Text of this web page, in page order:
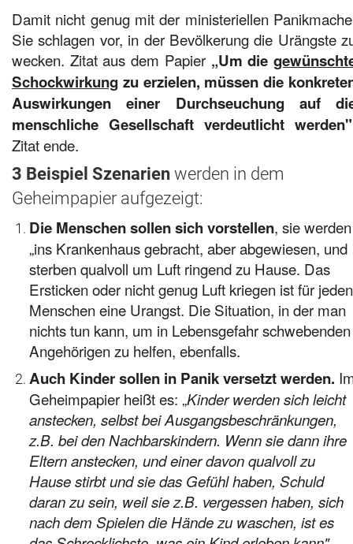
Damit nicht genug mit der ministeriellen
Sie schlagen vor, in der Bevölkerung die Urängste
wecken. Zitat aus dem Papier „Um die
Schockwirkung zu erzielen, müssen die
Auswirkungen einer Durchseuchung auf
menschliche Gesellschaft verdeutlicht
Zitat ende.
3 Beispiel Szenarienwerden in dem
Geheimpapier aufgezeigt:
Die Menschen sollen sich vorstellen, sie werden
„ins Krankenhaus gebracht, aber abgewiesen, und
sterben qualvoll um Luft ringend zu Hause. Das
Ersticken oder nicht genug Luft kriegen ist für jeden
Menschen eine Urangst. Die Situation, in der man
nichts tun kann, um in Lebensgefahr schwebenden
Angehörigen zu helfen, ebenfalls.
Auch Kinder sollen in Panik versetzt werden.
Geheimpapier heißt es: „Kinder werden sich leicht
anstecken, selbst bei Ausgangsbeschränkungen,
z.B. bei den Nachbarskindern. Wenn sie dann ihre
Eltern anstecken, und einer davon qualvoll zu
Hause stirbt und sie das Gefühl haben, Schuld
daran zu sein, weil sie z.B. vergessen haben, sich
nach dem Spielen die Hände zu waschen, ist es